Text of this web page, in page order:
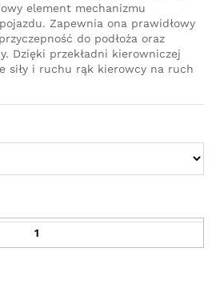
element mechanizmu
Zapewnia ona prawidłowy
do podłoża oraz
Dzięki przekładni kierowniczej
siły i ruchu rąk kierowcy na ruch